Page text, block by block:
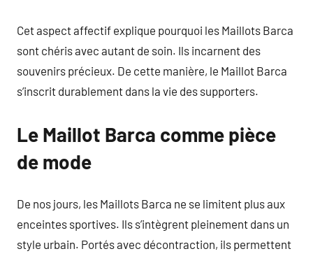
Cet aspect affectif explique pourquoi les Maillots Barca
sont chéris avec autant de soin. Ils incarnent des
souvenirs précieux. De cette manière, le Maillot Barca
s’inscrit durablement dans la vie des supporters.
Le Maillot Barca comme pièce
de mode
De nos jours, les Maillots Barca ne se limitent plus aux
enceintes sportives. Ils s’intègrent pleinement dans un
style urbain. Portés avec décontraction, ils permettent